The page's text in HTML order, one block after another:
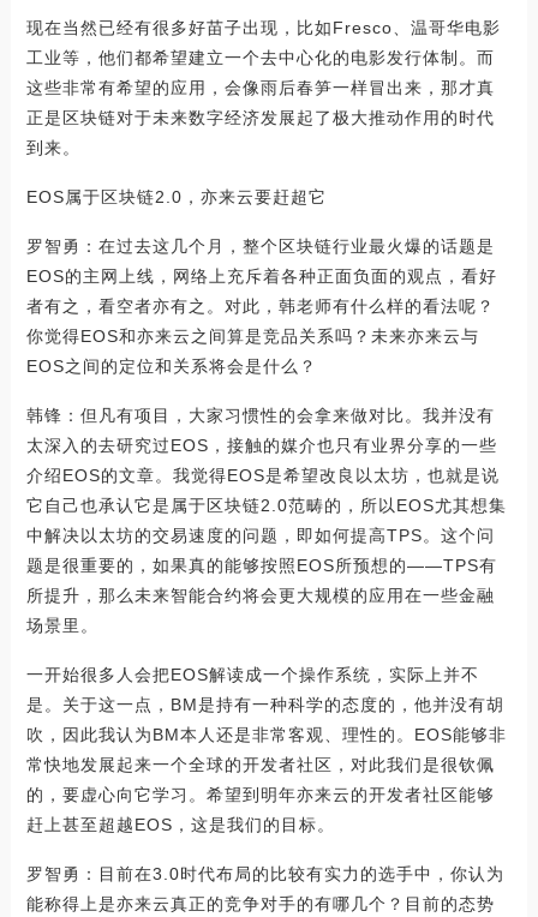
现在当然已经有很多好苗子出现，比如Fresco、温哥华电影
工业等，他们都希望建立一个去中心化的电影发行体制。而
这些非常有希望的应用，会像雨后春笋一样冒出来，那才真
正是区块链对于未来数字经济发展起了极大推动作用的时代
到来。
EOS属于区块链2.0，亦来云要赶超它
罗智勇：在过去这几个月，整个区块链行业最火爆的话题是
EOS的主网上线，网络上充斥着各种正面负面的观点，看好
者有之，看空者亦有之。对此，韩老师有什么样的看法呢？
你觉得EOS和亦来云之间算是竞品关系吗？未来亦来云与
EOS之间的定位和关系将会是什么？
韩锋：但凡有项目，大家习惯性的会拿来做对比。我并没有
太深入的去研究过EOS，接触的媒介也只有业界分享的一些
介绍EOS的文章。我觉得EOS是希望改良以太坊，也就是说
它自己也承认它是属于区块链2.0范畴的，所以EOS尤其想集
中解决以太坊的交易速度的问题，即如何提高TPS。这个问
题是很重要的，如果真的能够按照EOS所预想的——TPS有
所提升，那么未来智能合约将会更大规模的应用在一些金融
场景里。
一开始很多人会把EOS解读成一个操作系统，实际上并不
是。关于这一点，BM是持有一种科学的态度的，他并没有胡
吹，因此我认为BM本人还是非常客观、理性的。EOS能够非
常快地发展起来一个全球的开发者社区，对此我们是很钦佩
的，要虚心向它学习。希望到明年亦来云的开发者社区能够
赶上甚至超越EOS，这是我们的目标。
罗智勇：目前在3.0时代布局的比较有实力的选手中，你认为
能称得上是亦来云真正的竞争对手的有哪几个？目前的态势